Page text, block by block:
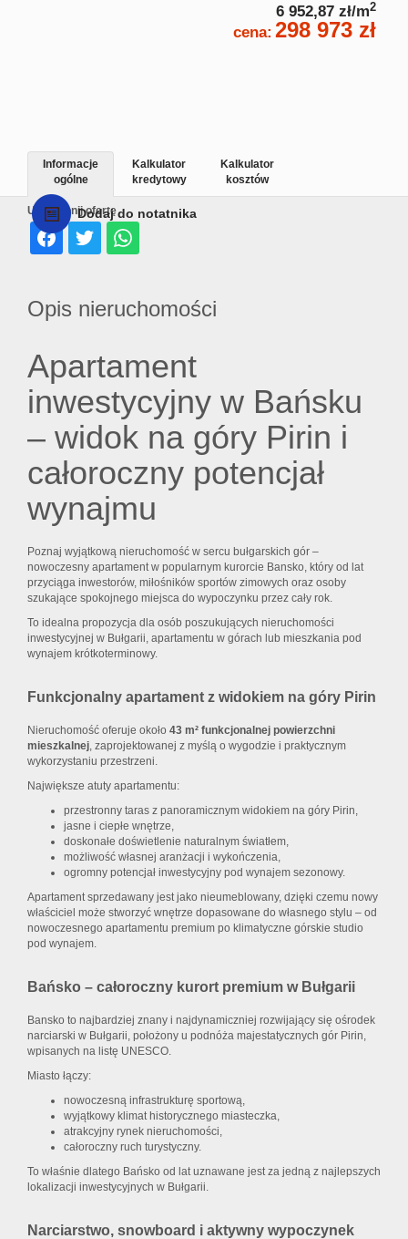
6 952,87 zł/m2
cena: 298 973 zł
Dodaj do notatnika
Udostępnij ofertę
Informacje
ogólne
Kalkulator
kredytowy
Kalkulator
kosztów
Opis nieruchomości
Apartament
inwestycyjny w Bańsku
– widok na góry Pirin i
całoroczny potencjał
wynajmu
Poznaj wyjątkową nieruchomość w sercu bułgarskich gór –
nowoczesny apartament w popularnym kurorcie Bansko, który od lat
przyciąga inwestorów, miłośników sportów zimowych oraz osoby
szukające spokojnego miejsca do wypoczynku przez cały rok.
To idealna propozycja dla osób poszukujących nieruchomości
inwestycyjnej w Bułgarii, apartamentu w górach lub mieszkania pod
wynajem krótkoterminowy.
Funkcjonalny apartament z widokiem na góry Pirin
Nieruchomość oferuje około 43 m² funkcjonalnej powierzchni
mieszkalnej, zaprojektowanej z myślą o wygodzie i praktycznym
wykorzystaniu przestrzeni.
Największe atuty apartamentu:
przestronny taras z panoramicznym widokiem na góry Pirin,
jasne i ciepłe wnętrze,
doskonałe doświetlenie naturalnym światłem,
możliwość własnej aranżacji i wykończenia,
ogromny potencjał inwestycyjny pod wynajem sezonowy.
Apartament sprzedawany jest jako nieumeblowany, dzięki czemu nowy
właściciel może stworzyć wnętrze dopasowane do własnego stylu – od
nowoczesnego apartamentu premium po klimatyczne górskie studio
pod wynajem.
Bańsko – całoroczny kurort premium w Bułgarii
Bansko to najbardziej znany i najdynamiczniej rozwijający się ośrodek
narciarski w Bułgarii, położony u podnóża majestatycznych gór Pirin,
wpisanych na listę UNESCO.
Miasto łączy:
nowoczesną infrastrukturę sportową,
wyjątkowy klimat historycznego miasteczka,
atrakcyjny rynek nieruchomości,
całoroczny ruch turystyczny.
To właśnie dlatego Bańsko od lat uznawane jest za jedną z najlepszych
lokalizacji inwestycyjnych w Bułgarii.
Narciarstwo, snowboard i aktywny wypoczynek